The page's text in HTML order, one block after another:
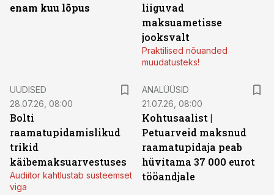
enam kuu lõpus
liiguvad
maksuametisse
jooksvalt
Praktilised nõuanded
muudatusteks!
UUDISED
28.07.26, 08:00
Bolti
raamatupidamislikud
trikid
käibemaksuarvestuses
Audiitor kahtlustab süsteemset
viga
ANALÜÜSID
21.07.26, 08:00
Kohtusaalist |
Petuarveid maksnud
raamatupidaja peab
hüvitama 37 000 eurot
tööandjale